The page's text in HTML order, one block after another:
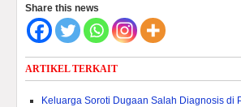
Share this news
ARTIKEL TERKAIT
Keluarga Soroti Dugaan Salah Diagnosis di